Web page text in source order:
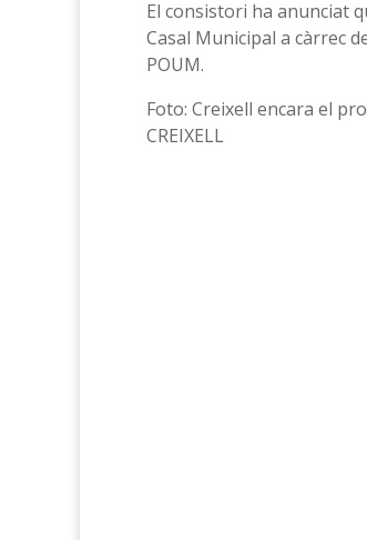
El consistori ha anunciat
Casal Municipal a càrrec
POUM.
Foto: Creixell encara el
CREIXELL